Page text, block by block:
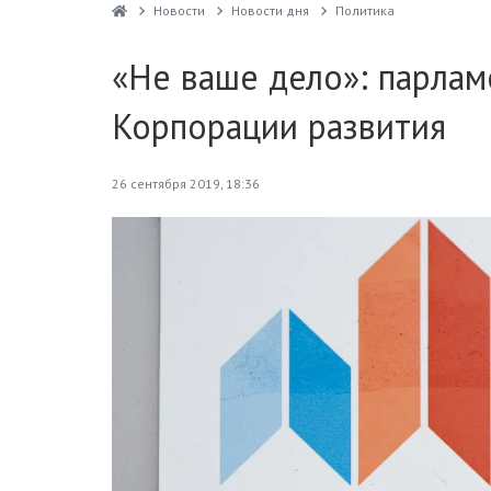
Новости Новости дня Политика
«Не ваше дело»:
Корпорации развития
26 сентября 2019, 18:36